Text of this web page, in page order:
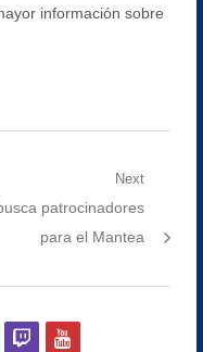
información sobre
Next
patrocinadores
para el Mantea
twitchyoutube